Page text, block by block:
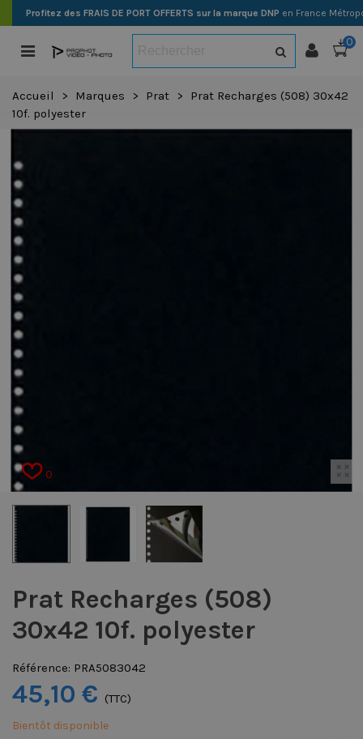
Profitez des FRAIS DE PORT OFFERTS sur la marque DNP en France
0
Accueil > Marques > Prat >
Prat Recharges (508) 30x42
10f. polyester
0
Prat Recharges (508)
30x42 10f. polyester
Référence: PRA5083042
45,10 € (TTC)
Bientôt disponible